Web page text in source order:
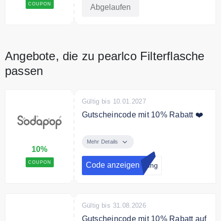
COUPON Abgelaufen
Angebote, die zu pearlco Filterflasche
passen
10%
COUPON
Gültig bis 10.01.2027
Gutscheincode mit 10% Rabatt ❤️
anmelden, keine News verpassen
und 10% Rabatt sichern!
Mehr Details
Code anzeigen dung
Gültig bis 31.08.2026
Gutscheincode mit 10% Rabatt auf